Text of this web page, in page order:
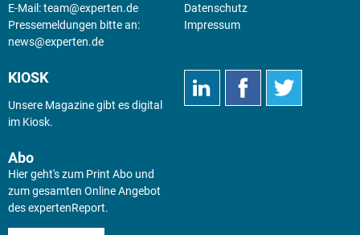
E-Mail:team@experten.de
Pressemeldungen bitte an:
news@experten.de
Datenschutz
Impressum
KIOSK
Unsere Magazine gibt es digital
im Kiosk.
Abo
Hier geht's zum Print Abo und
zum gesamten Online Angebot
des expertenReport.